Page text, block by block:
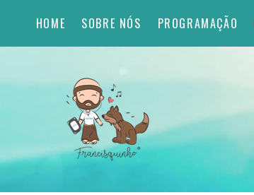
HOME SOBRE NÓS PROGRAMAÇÃO